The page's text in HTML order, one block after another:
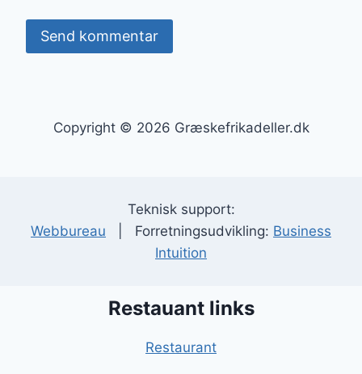
Copyright © 2026 Græskefrikadeller.dk
Teknisk support:
Webbureau | Forretningsudvikling: Business
Intuition
Restauant links
Restaurant